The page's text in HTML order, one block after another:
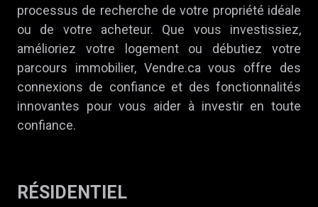
processus de recherche de votre propriété idéale
ou de votre acheteur. Que vous investissiez,
amélioriez votre logement ou débutiez votre
parcours immobilier, Vendre.ca vous offre des
connexions de confiance et des fonctionnalités
innovantes pour vous aider à investir en toute
confiance.
RÉSIDENTIEL